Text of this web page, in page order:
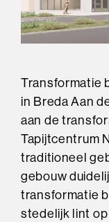
Transformatie
in Breda Aan
aan de
Tapijtcentrum
traditioneel
gebouw
transformatie
stedelijk lint